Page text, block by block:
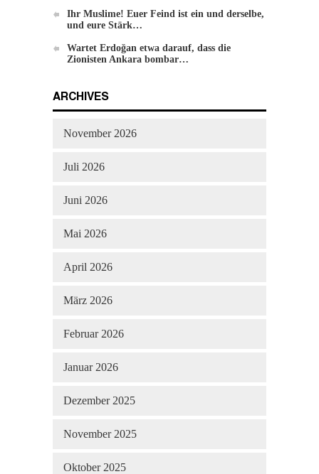
Ihr Muslime! Euer Feind ist ein und derselbe,
und eure Stärk…
Wartet Erdoğan etwa darauf, dass die
Zionisten Ankara bombar…
ARCHIVES
November 2026
Juli 2026
Juni 2026
Mai 2026
April 2026
März 2026
Februar 2026
Januar 2026
Dezember 2025
November 2025
Oktober 2025